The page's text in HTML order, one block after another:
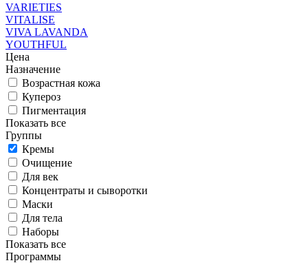
VARIETIES
VITALISE
VIVA LAVANDA
YOUTHFUL
Цена
Назначение
Возрастная кожа
Купероз
Пигментация
Показать все
Группы
Кремы
Очищение
Для век
Концентраты и сыворотки
Маски
Для тела
Наборы
Показать все
Программы